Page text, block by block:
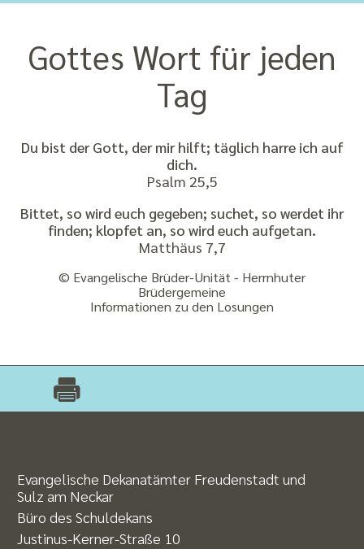
Gottes Wort für jeden
Tag
Du bist der Gott, der mir hilft; täglich harre ich auf
dich.
Psalm 25,5
Bittet, so wird euch gegeben; suchet, so werdet ihr
finden; klopfet an, so wird euch aufgetan.
Matthäus 7,7
© Evangelische Brüder-Unität - Herrnhuter
Brüdergemeine
Informationen zu den Losungen
Evangelische Dekanatämter Freudenstadt und
Sulz am Neckar
Büro des Schuldekans
Justinus-Kerner-Straße 10